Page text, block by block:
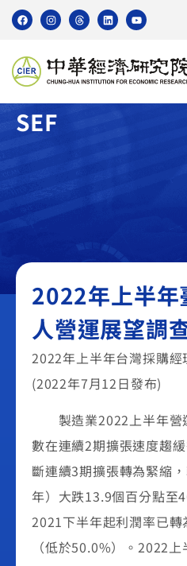
臺灣採購經理人
SEF
2022年上半年
人營運展望調
2022年上半年台灣採購經
(2022年7月12日發布)
製造業2022上半年營
數在連續2期擴張速度趨
斷連續3期擴張轉為緊縮
年）大跌13.9個百分點至
2021下半年起利潤率已
（低於50.0%）。2022